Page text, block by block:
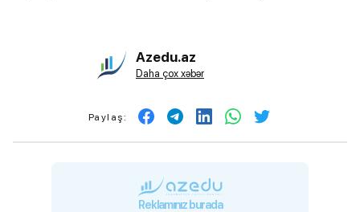
Azedu.az
Daha çox xəbər
Paylaş:
Reklamınız burada